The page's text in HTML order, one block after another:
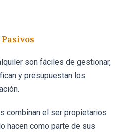
son fáciles de gestionar,
y presupuestan los
combinan el ser propietarios
hacen como parte de sus